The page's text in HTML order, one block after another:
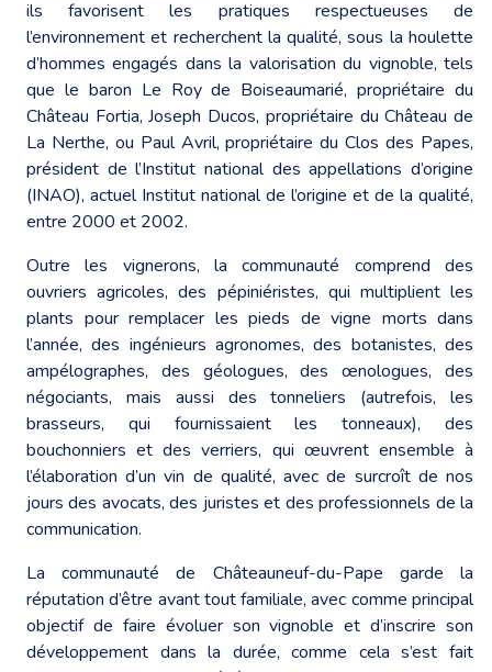
ils favorisent les pratiques respectueuses de
l’environnement et recherchent la qualité, sous la houlette
d’hommes engagés dans la valorisation du vignoble, tels
que le baron Le Roy de Boiseaumarié, propriétaire du
Château Fortia, Joseph Ducos, propriétaire du Château de
La Nerthe, ou Paul Avril, propriétaire du Clos des Papes,
président de l’Institut national des appellations d’origine
(INAO), actuel Institut national de l’origine et de la qualité,
entre 2000 et 2002.
Outre les vignerons, la communauté comprend des
ouvriers agricoles, des pépiniéristes, qui multiplient les
plants pour remplacer les pieds de vigne morts dans
l’année, des ingénieurs agronomes, des botanistes, des
ampélographes, des géologues, des œnologues, des
négociants, mais aussi des tonneliers (autrefois, les
brasseurs, qui fournissaient les tonneaux), des
bouchonniers et des verriers, qui œuvrent ensemble à
l’élaboration d’un vin de qualité, avec de surcroît de nos
jours des avocats, des juristes et des professionnels de la
communication.
La communauté de Châteauneuf-du-Pape garde la
réputation d’être avant tout familiale, avec comme principal
objectif de faire évoluer son vignoble et d’inscrire son
développement dans la durée, comme cela s’est fait